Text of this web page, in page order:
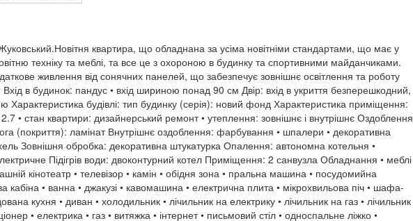
квартира, що обладнана за усіма новітніми стандартами, що має у
техніку та меблі, та все це з охороною в будинку та спортивними майданчиками.
живлення від сонячних панелей, що забезпечує зовнішнє освітлення та роботу
Вхід в будинок: пандус • вхід шириною понад 90 см Двір: вхід в укриття безперешкодний,
Характеристика будівлі: тип будинку (серія): новий фонд Характеристика приміщення:
• стан квартири: дизайнерський ремонт • утеплення: зовнішнє і внутрішнє Оздоблення
(покриття): ламінат Внутрішнє оздоблення: фарбування • шпалери • декоративна
Зовнішня обробка: декоративна штукатурка Опалення: автономна котельня •
Підігрів води: двоконтурний котел Приміщення: 2 санвузла Обладнання • меблі
кінотеатр • телевізор • камін • обідня зона • пральна машина • посудомийна
• ванна • джакузі • кавомашина • електрична плита • мікрохвильова піч • шафа-
кухня • диван • холодильник • лічильник на електрику • лічильник на газ • лічильник
• електрика • газ • витяжка • інтернет • письмовий стіл • односпальне ліжко •